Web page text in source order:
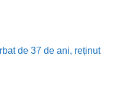
de 37 de ani, reținut